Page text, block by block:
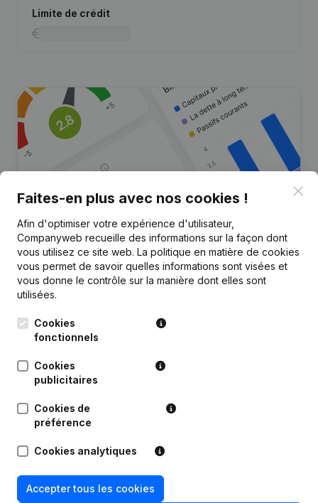
Limite de crédit
Vous recherchez plus
d’informations sur cette entreprise
?
Consulter la santé en un coup d'oeil
Choisissez des informations rapides ou des détails
granulaires
importants
Essayer gratuitement Découvrir plus
Essai gratuit de 7 jours, aucune carte de crédit requise.
Faites-en plus avec nos cookies !
Afin d'optimiser votre expérience d'utilisateur,
Companyweb recueille des informations sur la façon dont
vous utilisez ce site web. La politique en matière de cookies
vous permet de savoir quelles informations sont visées et
vous donne le contrôle sur la manière dont elles sont
utilisées.
Cookies
fonctionnels
Cookies
publicitaires
Cookies de
préférence
Cookies analytiques
Accepter tous les cookies